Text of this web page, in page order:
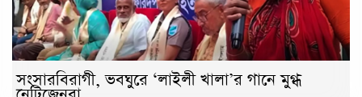
সংসারবিরাগী, ভবঘুরে ‘লাইলী খালা’র গানে মুগ্ধ